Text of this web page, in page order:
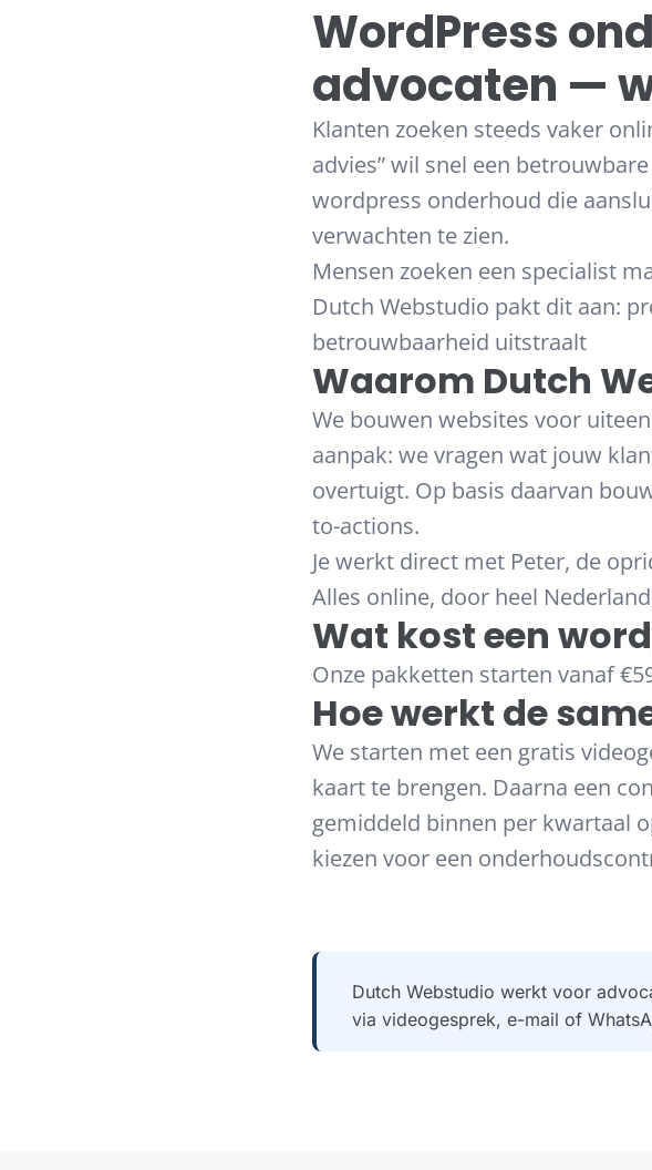
WordPress
advocaten —
Klanten zoeken steeds vaker
advies” wil snel een
wordpress onderhoud die
verwachten te zien.
Mensen zoeken een specialist
Dutch Webstudio pakt dit aan:
betrouwbaarheid uitstraalt
Waarom Dutch
We bouwen websites voor
aanpak: we vragen wat jouw
overtuigt. Op basis daarvan
to-actions.
Je werkt direct met Peter, de
Alles online, door heel
Wat kost een
Onze pakketten starten vanaf
Hoe werkt de
We starten met een gratis
kaart te brengen. Daarna een
gemiddeld binnen per kwartaal
kiezen voor een
Dutch Webstudio werkt voor
via videogesprek, e-mail of